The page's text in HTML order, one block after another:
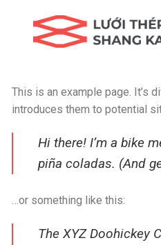
This is an example page. It’s
introduces them to potential
Hi there! I’m a bike
piña coladas. (And
…or something like this:
The XYZ Doohickey